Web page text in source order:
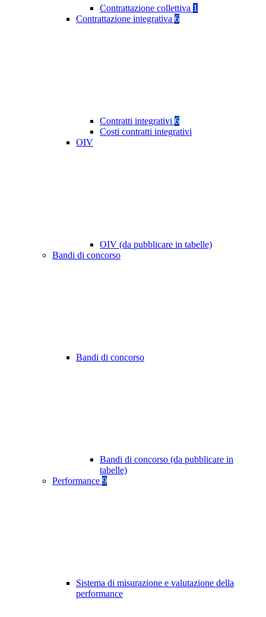
Contrattazione collettiva 1
Contrattazione integrativa 6
Contratti integrativi 6
Costi contratti integrativi
OIV
OIV (da pubblicare in tabelle)
Bandi di concorso
Bandi di concorso
Bandi di concorso (da pubblicare in
tabelle)
Performance 9
Sistema di misurazione e valutazione della
performance